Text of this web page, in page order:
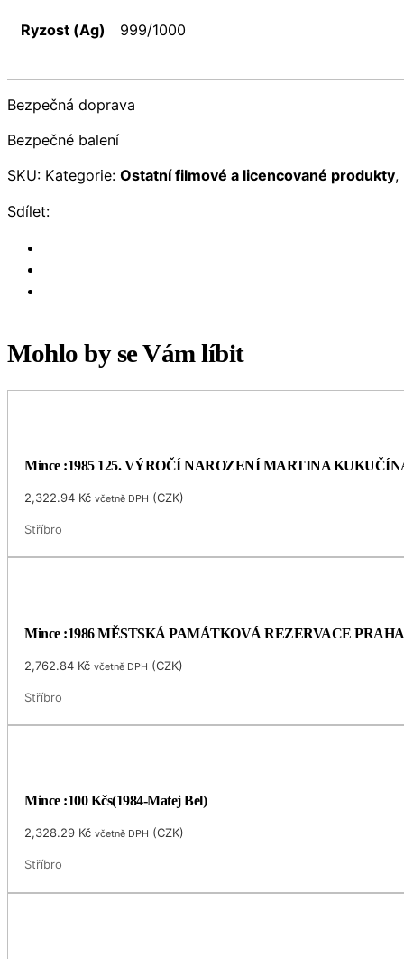
Ryzost (Ag) 999/1000
Bezpečná doprava
Bezpečné balení
SKU: Kategorie: Ostatní filmové a licencované produkty,
Sdílet:
Mohlo by se Vám líbit
Mince :1985 125. VÝROČÍ NAROZENÍ MARTINA
2,322.94 Kč včetně DPH (CZK)
Stříbro
Mince :1986 MĚSTSKÁ PAMÁTKOVÁ REZERVACE PRAHA
2,762.84 Kč včetně DPH (CZK)
Stříbro
Mince :100 Kčs(1984-Matej Bel)
2,328.29 Kč včetně DPH (CZK)
Stříbro